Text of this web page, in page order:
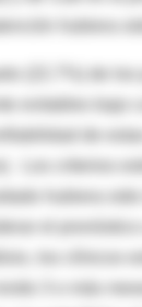
hubiera
Los criterios
el
3 o más